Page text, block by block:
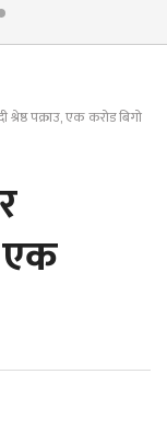
पक्राउ, एक करोड बिगो
एक